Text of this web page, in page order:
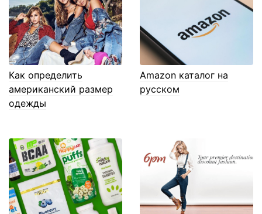
Как определить
американский размер
одежды
Amazon каталог на
русском